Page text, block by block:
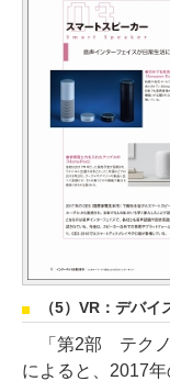
（5）VR：デバ
「第2部 テクノ
によると、2017